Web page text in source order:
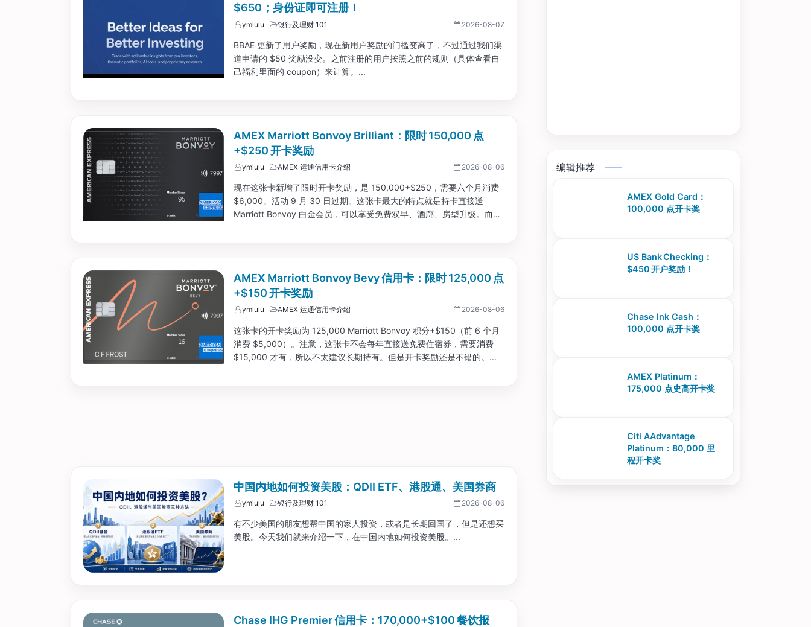
$650；身份证即可注册！
ymlulu 银行及理财 101 2026-08-07
BBAE 更新了用户奖励，现在新用户奖励的门槛变高了，不过通过我们渠
道申请的 $50 奖励没变。之前注册的用户按照之前的规则（具体查看自
己福利里面的 coupon）来计算。...
AMEX Marriott Bonvoy Brilliant：限时 150,000 点
+$250 开卡奖励
ymlulu AMEX 运通信用卡介绍 2026-08-06
现在这张卡新增了限时开卡奖励，是 150,000+$250，需要六个月消费
$6,000。活动 9 月 30 日过期。这张卡最大的特点就是持卡直接送
Marriott Bonvoy 白金会员，可以享受免费双早、酒廊、房型升级。而且
AMEX Marriott Bonvoy Bevy 信用卡：限时 125,000 点
+$150 开卡奖励
ymlulu AMEX 运通信用卡介绍 2026-08-06
这张卡的开卡奖励为 125,000 Marriott Bonvoy 积分+$150（前 6 个月
消费 $5,000）。注意，这张卡不会每年直接送免费住宿券，需要消费
$15,000 才有，所以不太建议长期持有。但是开卡奖励还是不错的。...
中国内地如何投资美股：QDII ETF、港股通、美国券商
ymlulu 银行及理财 101 2026-08-06
有不少美国的朋友想帮中国的家人投资，或者是长期回国了，但是还想买
美股。今天我们就来介绍一下，在中国内地如何投资美股。...
Chase IHG Premier 信用卡：170,000+$100 餐饮报
编辑推荐
AMEX Gold Card：
100,000 点开卡奖
US Bank Checking：
$450 开户奖励！
Chase Ink Cash：
100,000 点开卡奖
AMEX Platinum：
175,000 点史高开卡奖
Citi AAdvantage
Platinum：80,000 里
程开卡奖